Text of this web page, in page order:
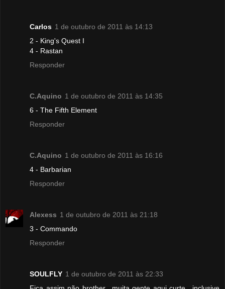
Carlos 1 de outubro de 2011 às 14:13
2 - King's Quest I
4 - Rastan
Responder
C.Aquino 1 de outubro de 2011 às 14:35
6 - The Fifth Element
Responder
C.Aquino 1 de outubro de 2011 às 16:16
4 - Barbarian
Responder
Alexess 1 de outubro de 2011 às 21:18
3 - Commando
Responder
SOULFLY 1 de outubro de 2011 às 22:33